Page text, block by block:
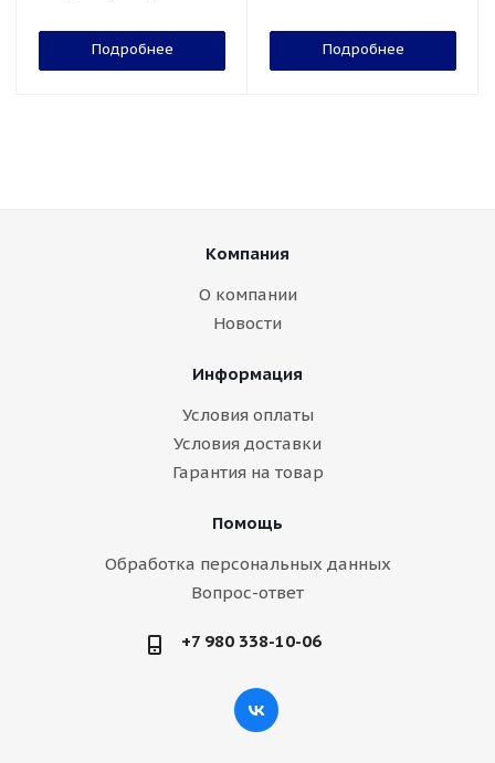
Подробнее Подробнее
Компания
О компании
Новости
Информация
Условия оплаты
Условия доставки
Гарантия на товар
Помощь
Обработка персональных данных
Вопрос-ответ
+7 980 338-10-06